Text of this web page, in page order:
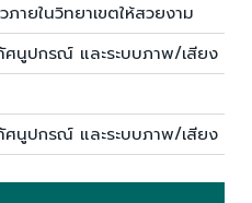
ายในวิทยาเขตให้สวยงาม
นูปกรณ์ และระบบภาพ/เสียง
นูปกรณ์ และระบบภาพ/เสียง